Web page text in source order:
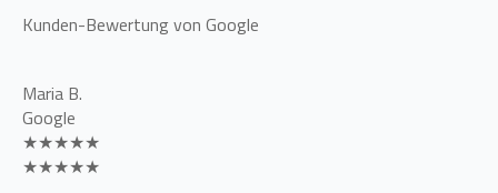
Kunden-Bewertung von Google
Maria B.
Google
★★★★★
★★★★★